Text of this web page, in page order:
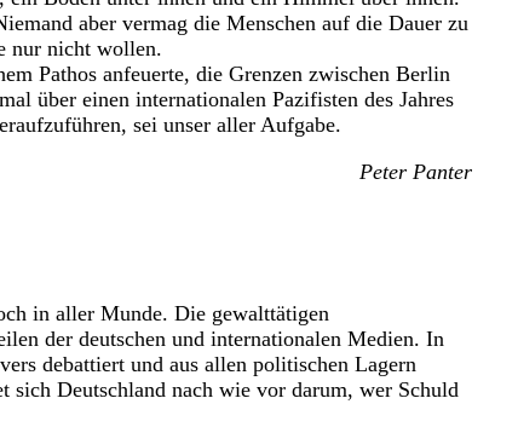
aber vermag die Menschen auf die Dauer zu
nur nicht wollen.
Pathos anfeuerte, die Grenzen zwischen Berlin
über einen internationalen Pazifisten des Jahres
sei unser aller Aufgabe.
Peter Panter
in aller Munde. Die gewalttätigen
der deutschen und internationalen Medien. In
debattiert und aus allen politischen Lagern
Deutschland nach wie vor darum, wer Schuld